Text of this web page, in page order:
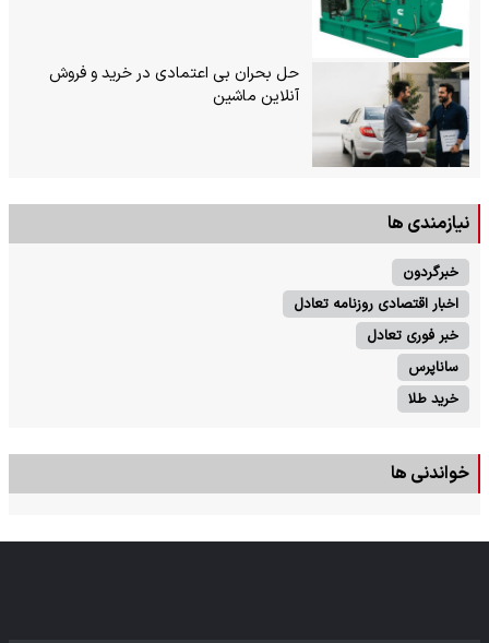
حل بحران بی‌ اعتمادی در خرید و فروش
آنلاین ماشین
نیازمندی ها
خبرگردون
اخبار اقتصادی روزنامه تعادل
خبر فوری تعادل
ساناپرس
خرید طلا
خواندنی ها